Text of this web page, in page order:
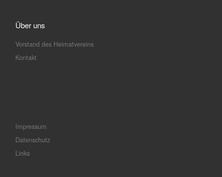
Über uns
Vorstand des Heimatvereins
Kontakt
Impressum
Datenschutz
Links